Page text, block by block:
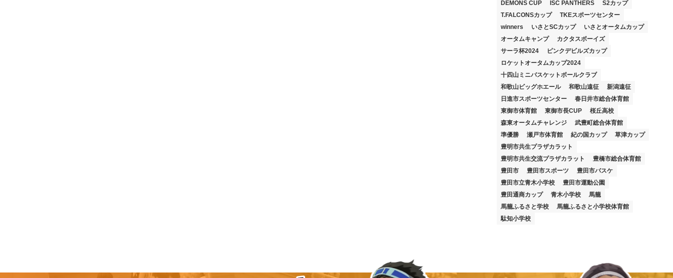
DEMONS CUP ISC PANTHERS
S2カップ
T.FALCONSカップ
TKEスポーツセンター
winners
いさとSCカップ
いさとオータムカップ
オータムキャンプ
カクタスボーイズ
サーラ杯2024
ピンクデビルズカップ
ロケットオータムカップ2024
十四山ミニバスケットボールクラブ
和歌山ビッグホエール
和歌山遠征
新潟遠征
日進市スポーツセンター
春日井市総合体育館
東御市体育館
東御市長CUP
桜丘高校
森東オータムチャレンジ
武豊町総合体育館
準優勝
瀬戸市体育館 紀の国カップ
草津カップ
豊明市共生プラザカラット
豊明市共生交流プラザカラット
豊橋市総合体育館
豊田市
豊田市スポーツ
豊田市バスケ
豊田市立青木小学校
豊田市運動公園
豊田通商カップ
青木小学校
馬籠
馬籠ふるさと学校
馬籠ふるさと小学校体育館
駄知小学校